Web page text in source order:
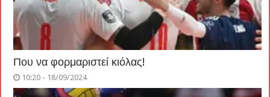
Που να φορμαριστεί κιόλας!
10:20 - 18/09/2024